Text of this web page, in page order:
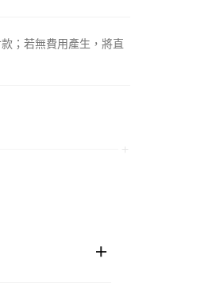
；若無費用產生，將直